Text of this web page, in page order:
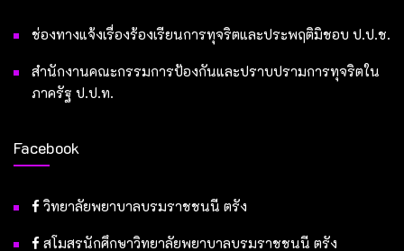
ช่องทางแจ้งเรื่องร้องเรียนการทุจริตและประพฤติมิชอบ ป.ป.ช.
สำนักงานคณะกรรมการป้องกันและปราบปรามการทุจริตใน
ภาครัฐ ป.ป.ท.
Facebook
วิทยาลัยพยาบาลบรมราชชนนี ตรัง
สโมสรนักศึกษาวิทยาลัยพยาบาลบรมราชชนนี ตรัง